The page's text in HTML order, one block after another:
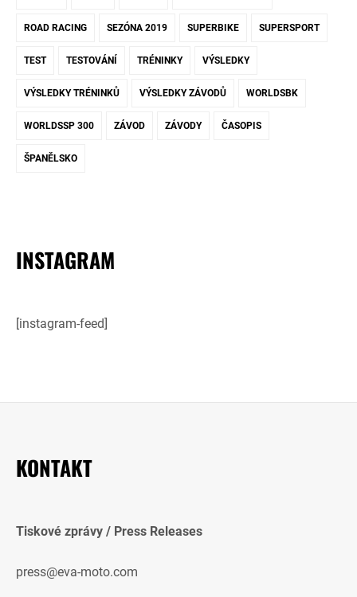
ROAD RACING SEZÓNA 2019 SUPERBIKE SUPERSPORT
TEST TESTOVÁNÍ TRÉNINKY VÝSLEDKY
VÝSLEDKY TRÉNINKŮ VÝSLEDKY ZÁVODŮ WORLDSBK
WORLDSSP 300 ZÁVOD ZÁVODY ČASOPIS
ŠPANĚLSKO
INSTAGRAM
[instagram-feed]
KONTAKT
Tiskové zprávy / Press Releases
press@eva-moto.com